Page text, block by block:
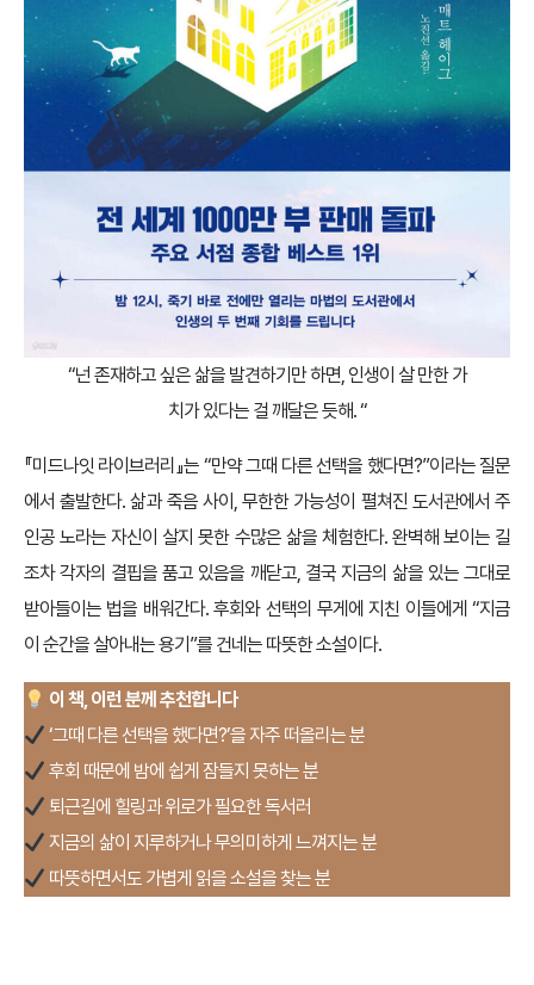
“넌 존재하고 싶은 삶을 발견하기만 하면, 인생이 살 만한 가
치가 있다는 걸 깨달은 듯해. “
『미드나잇 라이브러리』는 “만약 그때 다른 선택을 했다면?”이라는 질문
에서 출발한다. 삶과 죽음 사이, 무한한 가능성이 펼쳐진 도서관에서 주
인공 노라는 자신이 살지 못한 수많은 삶을 체험한다. 완벽해 보이는 길
조차 각자의 결핍을 품고 있음을 깨닫고, 결국 지금의 삶을 있는 그대로
받아들이는 법을 배워간다. 후회와 선택의 무게에 지친 이들에게 “지금
이 순간을 살아내는 용기”를 건네는 따뜻한 소설이다.
이 책, 이런 분께 추천합니다
‘그때 다른 선택을 했다면?’을 자주 떠올리는 분
후회 때문에 밤에 쉽게 잠들지 못하는 분
퇴근길에 힐링과 위로가 필요한 독서러
지금의 삶이 지루하거나 무의미하게 느껴지는 분
따뜻하면서도 가볍게 읽을 소설을 찾는 분